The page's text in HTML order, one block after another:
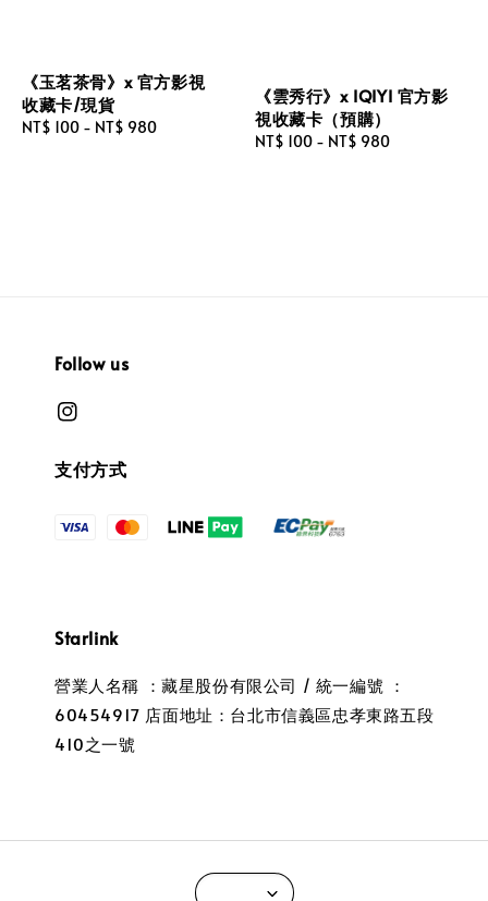
《玉茗茶骨》x 官方影視
收藏卡/現貨
Regular
NT$ 100 - NT$ 980
《雲秀行》x IQIYI 官方影
視收藏卡（預購）
Regular
NT$ 100 - NT$ 980
Follow us
支付方式
Starlink
營業人名稱 ：藏星股份有限公司 / 統一編號 ：
60454917 店面地址：台北市信義區忠孝東路五段
410之一號